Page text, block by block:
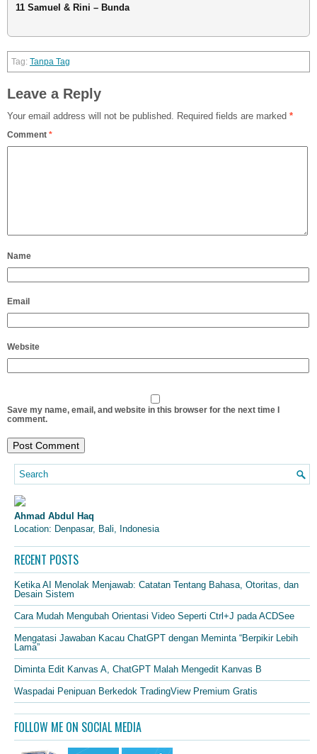
11 Samuel & Rini – Bunda
Tanpa Tag
Leave a Reply
Your email address will not be published. Required fields are marked *
Comment *
Name
Email
Website
Save my name, email, and website in this browser for the next time I
comment.
Ahmad Abdul Haq
Location: Denpasar, Bali, Indonesia
RECENT POSTS
Ketika AI Menolak Menjawab: Catatan Tentang Bahasa, Otoritas, dan
Desain Sistem
Cara Mudah Mengubah Orientasi Video Seperti Ctrl+J pada ACDSee
Mengatasi Jawaban Kacau ChatGPT dengan Meminta “Berpikir Lebih
Lama”
Diminta Edit Kanvas A, ChatGPT Malah Mengedit Kanvas B
Waspadai Penipuan Berkedok TradingView Premium Gratis
FOLLOW ME ON SOCIAL MEDIA